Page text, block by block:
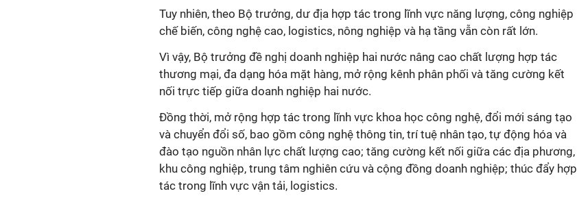
Tuy nhiên, theo Bộ trưởng, dư địa hợp tác trong lĩnh vực năng lượng, công nghiệp
chế biến, công nghệ cao, logistics, nông nghiệp và hạ tầng vẫn còn rất lớn.
Vì vậy, Bộ trưởng đề nghị doanh nghiệp hai nước nâng cao chất lượng hợp tác
thương mại, đa dạng hóa mặt hàng, mở rộng kênh phân phối và tăng cường kết
nối trực tiếp giữa doanh nghiệp hai nước.
Đồng thời, mở rộng hợp tác trong lĩnh vực khoa học công nghệ, đổi mới sáng tạo
và chuyển đổi số, bao gồm công nghệ thông tin, trí tuệ nhân tạo, tự động hóa và
đào tạo nguồn nhân lực chất lượng cao; tăng cường kết nối giữa các địa phương,
khu công nghiệp, trung tâm nghiên cứu và cộng đồng doanh nghiệp; thúc đẩy hợp
tác trong lĩnh vực vận tải, logistics.